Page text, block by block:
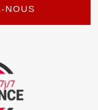
NOUS